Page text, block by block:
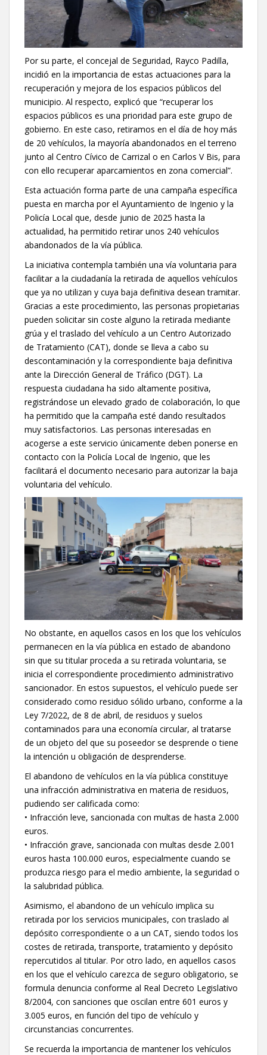
Por su parte, el concejal de Seguridad, Rayco Padilla,
incidió en la importancia de estas actuaciones para la
recuperación y mejora de los espacios públicos del
municipio. Al respecto, explicó que “recuperar los
espacios públicos es una prioridad para este grupo de
gobierno. En este caso, retiramos en el día de hoy más
de 20 vehículos, la mayoría abandonados en el terreno
junto al Centro Cívico de Carrizal o en Carlos V Bis, para
con ello recuperar aparcamientos en zona comercial”.
Esta actuación forma parte de una campaña específica
puesta en marcha por el Ayuntamiento de Ingenio y la
Policía Local que, desde junio de 2025 hasta la
actualidad, ha permitido retirar unos 240 vehículos
abandonados de la vía pública.
La iniciativa contempla también una vía voluntaria para
facilitar a la ciudadanía la retirada de aquellos vehículos
que ya no utilizan y cuya baja definitiva desean tramitar.
Gracias a este procedimiento, las personas propietarias
pueden solicitar sin coste alguno la retirada mediante
grúa y el traslado del vehículo a un Centro Autorizado
de Tratamiento (CAT), donde se lleva a cabo su
descontaminación y la correspondiente baja definitiva
ante la Dirección General de Tráfico (DGT). La
respuesta ciudadana ha sido altamente positiva,
registrándose un elevado grado de colaboración, lo que
ha permitido que la campaña esté dando resultados
muy satisfactorios. Las personas interesadas en
acogerse a este servicio únicamente deben ponerse en
contacto con la Policía Local de Ingenio, que les
facilitará el documento necesario para autorizar la baja
voluntaria del vehículo.
No obstante, en aquellos casos en los que los vehículos
permanecen en la vía pública en estado de abandono
sin que su titular proceda a su retirada voluntaria, se
inicia el correspondiente procedimiento administrativo
sancionador. En estos supuestos, el vehículo puede ser
considerado como residuo sólido urbano, conforme a la
Ley 7/2022, de 8 de abril, de residuos y suelos
contaminados para una economía circular, al tratarse
de un objeto del que su poseedor se desprende o tiene
la intención u obligación de desprenderse.
El abandono de vehículos en la vía pública constituye
una infracción administrativa en materia de residuos,
pudiendo ser calificada como:
• Infracción leve, sancionada con multas de hasta 2.000
euros.
• Infracción grave, sancionada con multas desde 2.001
euros hasta 100.000 euros, especialmente cuando se
produzca riesgo para el medio ambiente, la seguridad o
la salubridad pública.
Asimismo, el abandono de un vehículo implica su
retirada por los servicios municipales, con traslado al
depósito correspondiente o a un CAT, siendo todos los
costes de retirada, transporte, tratamiento y depósito
repercutidos al titular. Por otro lado, en aquellos casos
en los que el vehículo carezca de seguro obligatorio, se
formula denuncia conforme al Real Decreto Legislativo
8/2004, con sanciones que oscilan entre 601 euros y
3.005 euros, en función del tipo de vehículo y
circunstancias concurrentes.
Se recuerda la importancia de mantener los vehículos